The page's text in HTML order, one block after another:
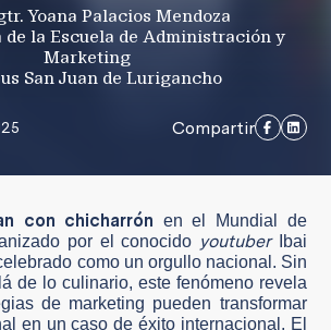
Yoana Palacios Mendoza
de la Escuela de Administración y
Marketing
San Juan de Lurigancho
Compartir
con chicharrón en el Mundial de
por el conocido youtuberIbai
como un orgullo nacional. Sin
de lo culinario, este fenómeno revela
de marketing pueden transformar
en un caso de éxito internacional. El